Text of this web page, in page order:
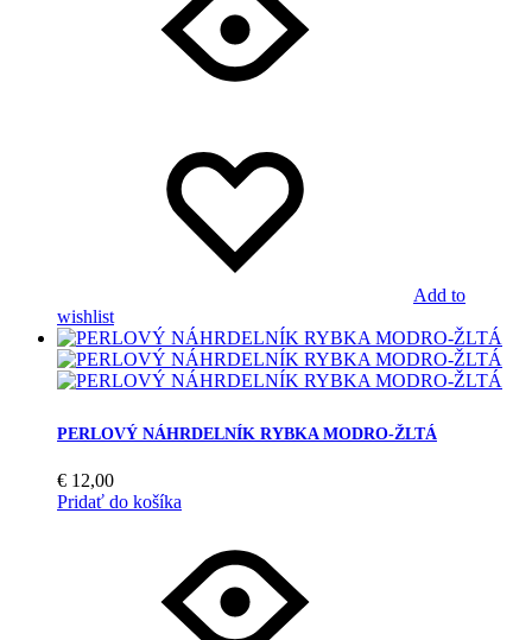
Add to
wishlist
PERLOVÝ NÁHRDELNÍK RYBKA MODRO-ŽLTÁ
€ 12,00
Pridať do košíka